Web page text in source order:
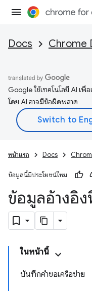
Docs Chrome
Google ใช้เทคโนโลยี AI เ
โดย AI อาจมีข้อผิดพลาด
หน้าแรก Docs
ข้อมูลนี้มีประโยชน์ไหม
ข้อมูลอ้างอิง
ในหน้านี้
บันทึกคำขอเครือข่าย